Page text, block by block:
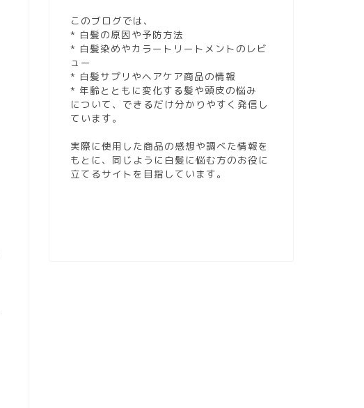
このブログでは、
* 白髪の原因や予防方法
* 白髪染めやカラートリートメントのレビ
ュー
* 白髪サプリやヘアケア商品の情報
* 年齢とともに変化する髪や頭皮の悩み
について、できるだけ分かりやすく発信し
ています。
実際に使用した商品の感想や調べた情報を
もとに、同じように白髪に悩む方のお役に
立てるサイトを目指しています。